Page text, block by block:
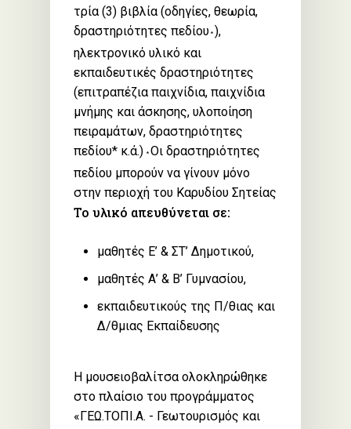
τρία (3) βιβλία (οδηγίες, θεωρία,
δραστηριότητες πεδίου * ),
ηλεκτρονικό υλικό και
εκπαιδευτικές δραστηριότητες
(επιτραπέζια παιχνίδια, παιχνίδια
μνήμης και άσκησης, υλοποίηση
πειραμάτων, δραστηριότητες
πεδίου* κ.ά.) * Οι δραστηριότητες
πεδίου μπορούν να γίνουν μόνο
στην περιοχή του Καρυδίου Σητείας
Το υλικό απευθύνεται σε:
μαθητές Ε’ & ΣΤ’ Δημοτικού,
μαθητές Α’ & Β’ Γυμνασίου,
εκπαιδευτικούς της Π/θιας και
Δ/θμιας Εκπαίδευσης
Η μουσειοβαλίτσα ολοκληρώθηκε
στο πλαίσιο του προγράμματος
«ΓΕΩ.ΤΟΠΙ.Α. - Γεωτουρισμός και